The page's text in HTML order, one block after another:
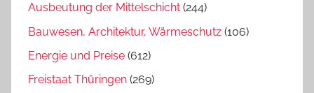
Ausbeutung der Mittelschicht (244)
Bauwesen, Architektur, Wärmeschutz (106)
Energie und Preise (612)
Freistaat Thüringen (269)